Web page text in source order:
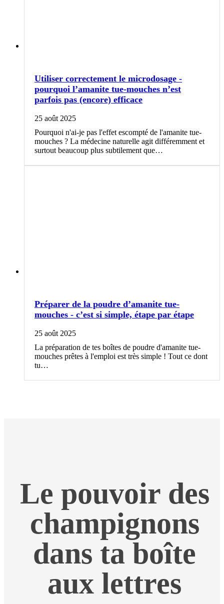
Utiliser correctement le microdosage -
pourquoi l’amanite tue-mouches n’est
parfois pas (encore) efficace
25 août 2025
Pourquoi n'ai-je pas l'effet escompté de l'amanite tue-
mouches ? La médecine naturelle agit différemment et
surtout beaucoup plus subtilement que…
Préparer de la poudre d’amanite tue-
mouches - c’est si simple, étape par étape
25 août 2025
La préparation de tes boîtes de poudre d'amanite tue-
mouches prêtes à l'emploi est très simple ! Tout ce dont
tu…
Le pouvoir des
champignons
dans ta boîte
aux lettres